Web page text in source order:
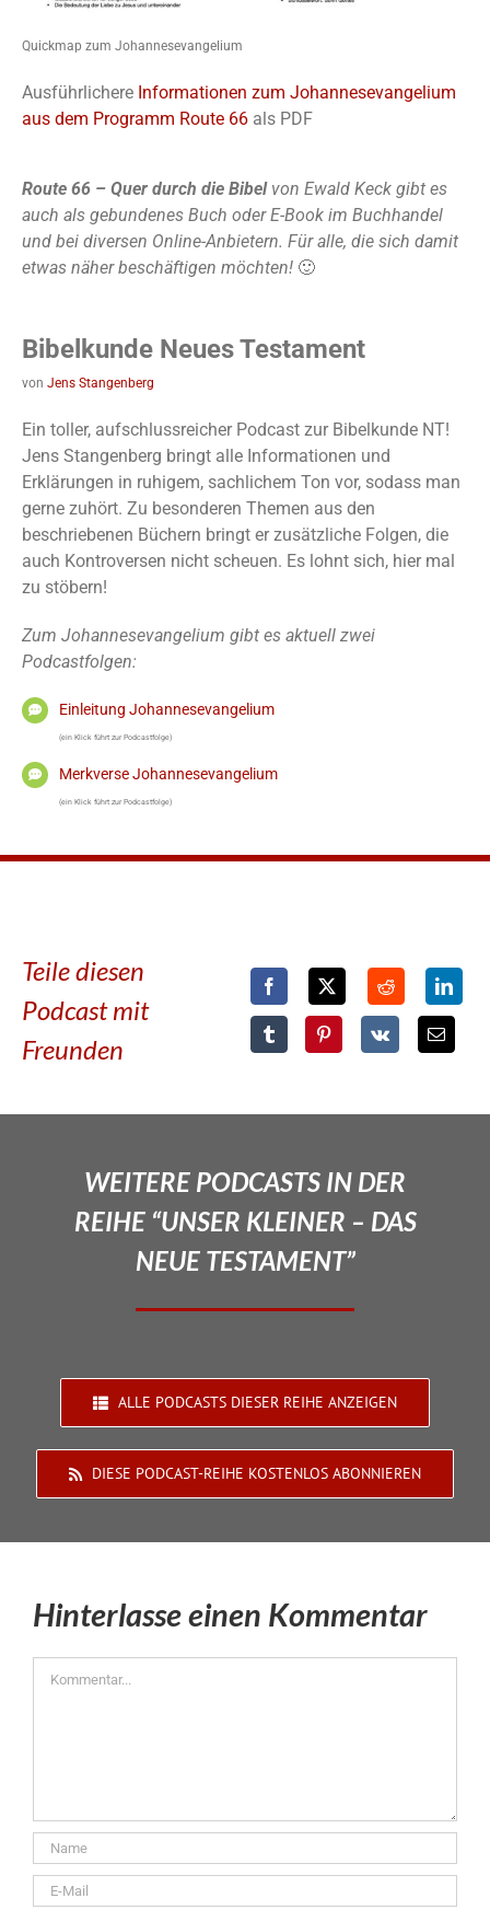
Quickmap zum Johannesevangelium
Ausführlichere Informationen zum Johannesevangelium
aus dem Programm Route 66 als PDF
Route 66 – Quer durch die Bibel von Ewald Keck gibt es
auch als gebundenes Buch oder E-Book im Buchhandel
und bei diversen Online-Anbietern. Für alle, die sich damit
etwas näher beschäftigen möchten! 🙂
Bibelkunde Neues Testament
von Jens Stangenberg
Ein toller, aufschlussreicher Podcast zur Bibelkunde NT!
Jens Stangenberg bringt alle Informationen und
Erklärungen in ruhigem, sachlichem Ton vor, sodass man
gerne zuhört. Zu besonderen Themen aus den
beschriebenen Büchern bringt er zusätzliche Folgen, die
auch Kontroversen nicht scheuen. Es lohnt sich, hier mal
zu stöbern!
Zum Johannesevangelium gibt es aktuell zwei
Podcastfolgen:
Einleitung Johannesevangelium
(ein Klick führt zur Podcastfolge)
Merkverse Johannesevangelium
(ein Klick führt zur Podcastfolge)
Teile diesen
Podcast mit
Freunden
WEITERE PODCASTS IN DER
REIHE “UNSER KLEINER – DAS
NEUE TESTAMENT”
ALLE PODCASTS DIESER REIHE ANZEIGEN
DIESE PODCAST-REIHE KOSTENLOS ABONNIEREN
Hinterlasse einen Kommentar